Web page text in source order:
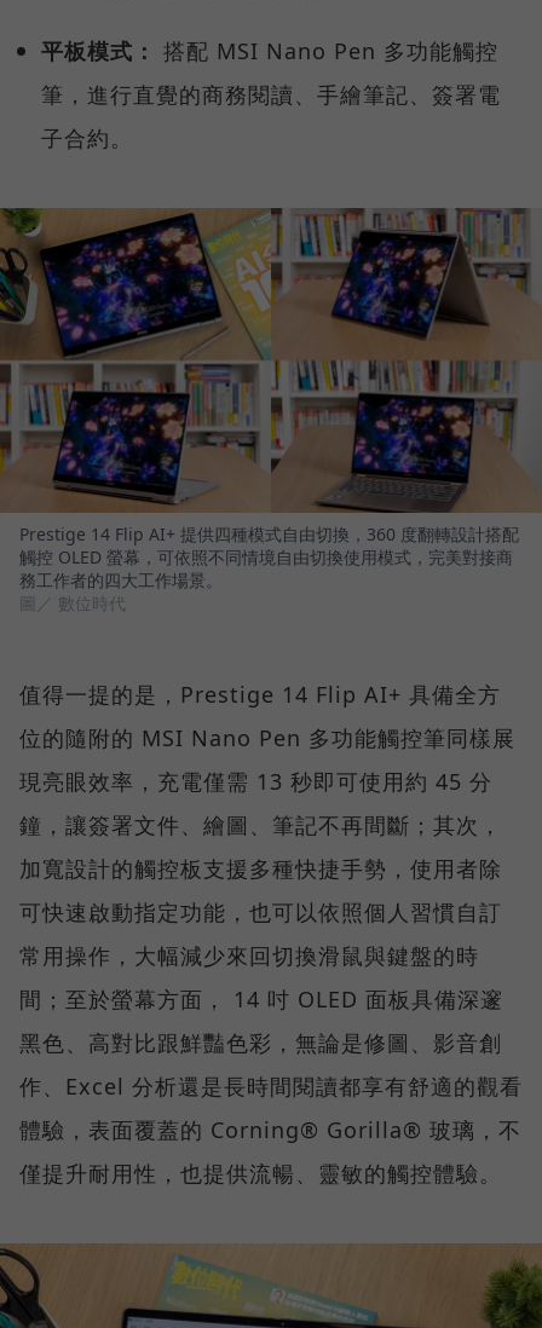
平板模式： 搭配 MSI Nano Pen 多功能觸控
筆，進行直覺的商務閱讀、手繪筆記、簽署電
子合約。
Prestige 14 Flip AI+ 提供四種模式自由切換，360 度翻轉設計搭配
觸控 OLED 螢幕，可依照不同情境自由切換使用模式，完美對接商
務工作者的四大工作場景。
圖／ 數位時代
值得一提的是，Prestige 14 Flip AI+ 具備全方
位的隨附的 MSI Nano Pen 多功能觸控筆同樣展
現亮眼效率，充電僅需 13 秒即可使用約 45 分
鐘，讓簽署文件、繪圖、筆記不再間斷；其次，
加寬設計的觸控板支援多種快捷手勢，使用者除
可快速啟動指定功能，也可以依照個人習慣自訂
常用操作，大幅減少來回切換滑鼠與鍵盤的時
間；至於螢幕方面， 14 吋 OLED 面板具備深邃
黑色、高對比跟鮮豔色彩，無論是修圖、影音創
作、Excel 分析還是長時間閱讀都享有舒適的觀看
體驗，表面覆蓋的 Corning® Gorilla® 玻璃，不
僅提升耐用性，也提供流暢、靈敏的觸控體驗。